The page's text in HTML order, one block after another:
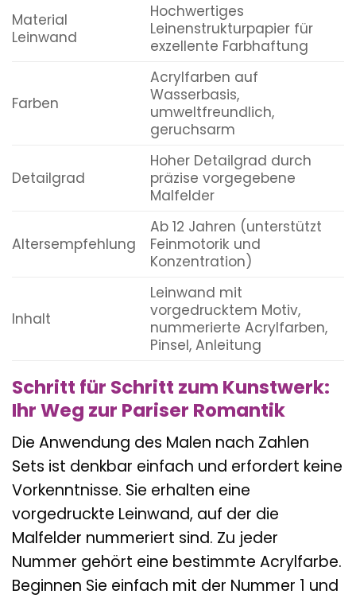
Material
Leinwand
Hochwertiges
Leinenstrukturpapier für
exzellente Farbhaftung
Farben
Acrylfarben auf
Wasserbasis,
umweltfreundlich,
geruchsarm
Detailgrad
Hoher Detailgrad durch
präzise vorgegebene
Malfelder
Altersempfehlung
Ab 12 Jahren (unterstützt
Feinmotorik und
Konzentration)
Inhalt
Leinwand mit
vorgedrucktem Motiv,
nummerierte Acrylfarben,
Pinsel, Anleitung
Schritt für Schritt zum Kunstwerk:
Ihr Weg zur Pariser Romantik
Die Anwendung des Malen nach Zahlen
Sets ist denkbar einfach und erfordert keine
Vorkenntnisse. Sie erhalten eine
vorgedruckte Leinwand, auf der die
Malfelder nummeriert sind. Zu jeder
Nummer gehört eine bestimmte Acrylfarbe.
Beginnen Sie einfach mit der Nummer 1 und